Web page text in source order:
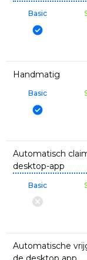
Basic
Handmatig
Basic
Automatisch
desktop-app
Basic
Automatische